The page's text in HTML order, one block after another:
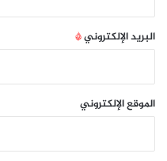
البريد الإلكتروني*
الموقع الإلكتروني